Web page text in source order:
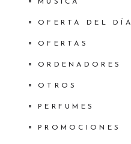
MÚSICA
OFERTA DEL DÍA
OFERTAS
ORDENADORES
OTROS
PERFUMES
PROMOCIONES